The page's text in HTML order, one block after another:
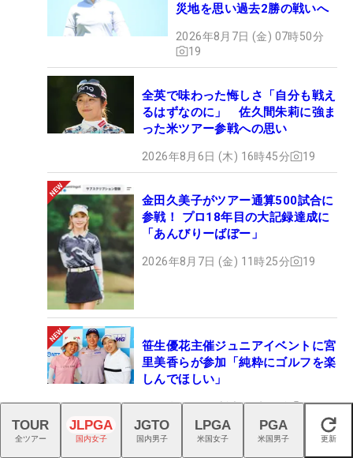
災地を思い過去2勝の戦いへ
2026年8月7日 (金) 07時50分
19
全英で味わった悔しさ「自分も戦え
るはずなのに」 佐久間朱莉に強ま
った米ツアー参戦への思い
2026年8月6日 (木) 16時45分 19
金田久美子がツアー通算500試合に
参戦！ プロ18年目の大記録達成に
「あんびりーばぼー」
2026年8月7日 (金) 11時25分 19
笹生優花主催ジュニアイベントに宮
里美香らが参加「純粋にゴルフを楽
しんでほしい」
2026年8月7日 (金) 07時15分 19
閉じる
TOUR
全ツアー
JLPGA
国内女子
JGTO
国内男子
LPGA
米国女子
PGA
米国男子 更新